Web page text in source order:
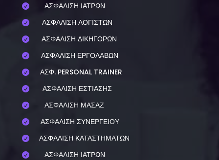
 ΑΣΦΑΛΙΣΗ ΙΑΤΡΩΝ
 ΑΣΦΑΛΙΣΗ ΛΟΓΙΣΤΩΝ
 ΑΣΦΑΛΙΣΗ ΔΙΚΗΓΟΡΩΝ
 ΑΣΦΑΛΙΣΗ ΕΡΓΟΛΑΒΩΝ
 ΑΣΦ. PERSONAL TRAINER
 ΑΣΦΑΛΙΣΗ ΕΣΤΙΑΣΗΣ
 ΑΣΦΑΛΙΣΗ ΜΑΣΑΖ
 ΑΣΦΑΛΙΣΗ ΣΥΝΕΡΓΕΙΟΥ
 ΑΣΦΑΛΙΣΗ ΚΑΤΑΣΤΗΜΑΤΩΝ
 ΑΣΦΑΛΙΣΗ ΙΑΤΡΩΝ